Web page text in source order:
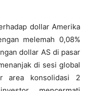
dollar Amerika
melemah 0,08%
dollar AS di pasar
di sesi global
area konsolidasi 2